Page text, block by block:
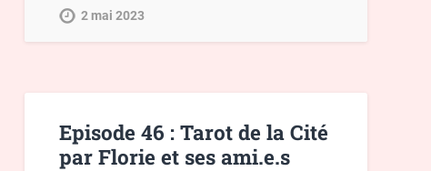
2 mai 2023
Episode 46 : Tarot de la Cité
par Florie et ses ami.e.s